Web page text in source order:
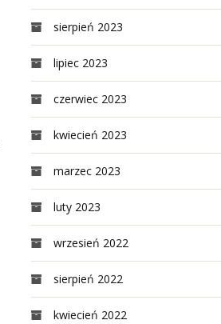
sierpień 2023
lipiec 2023
czerwiec 2023
kwiecień 2023
marzec 2023
luty 2023
wrzesień 2022
sierpień 2022
kwiecień 2022